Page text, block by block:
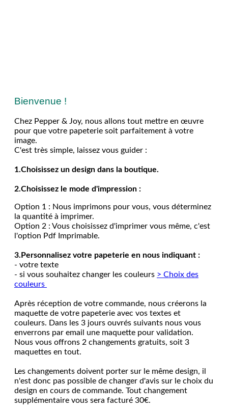
Bienvenue !
Chez Pepper & Joy, nous allons tout mettre en œuvre
pour que votre papeterie soit parfaitement à votre
image.
C'est très simple, laissez vous guider :
1.Choisissez un design dans la boutique.
2.Choisissez le mode d'impression :
Option 1 : Nous imprimons pour vous, vous déterminez
la quantité à imprimer.
Option 2 : Vous choisissez d'imprimer vous même, c'est
l'option Pdf Imprimable.
3.Personnalisez votre papeterie en nous indiquant :
- votre texte
- si vous souhaitez changer les couleurs > Choix des
couleurs
Après réception de votre commande, nous créerons la
maquette de votre papeterie avec vos textes et
couleurs. Dans les 3 jours ouvrés suivants nous vous
enverrons par email une maquette pour validation.
Nous vous offrons 2 changements gratuits, soit 3
maquettes en tout.
Les changements doivent porter sur le même design, il
n'est donc pas possible de changer d'avis sur le choix du
design en cours de commande. Tout changement
supplémentaire vous sera facturé 30€.